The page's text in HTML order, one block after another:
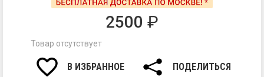
2500 ₽
Товар отсутствует
В ИЗБРАННОЕ ПОДЕЛИТЬСЯ